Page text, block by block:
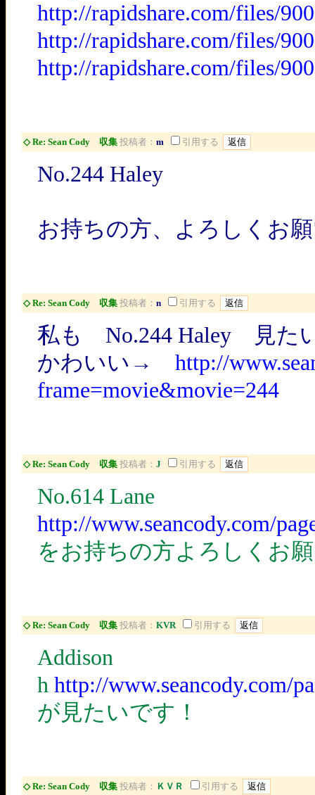
http://rapidshare.com/files/
http://rapidshare.com/files/
http://rapidshare.com/files/
◇ Re: Sean Cody 収集 投稿者： m 引用する
No.244 Haley
お持ちの方、よろしくお
◇ Re: Sean Cody 収集 投稿者： n 引用する
私も No.244 Haley 見た
かわいい→ http://
frame=movie&movie=244
◇ Re: Sean Cody 収集 投稿者： J 引用する
No.614 Lane
http://www.seancody.com/
をお持ちの方よろしくお
◇ Re: Sean Cody 収集 投稿者： KVR 引用する
Addison
h http://www.seancody.com/
が見たいです！
◇ Re: Sean Cody 収集 投稿者： ＫＶＲ 引用する